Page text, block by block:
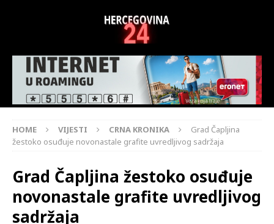
HOME VIJESTI CRNA KRONIKA
Grad Čapljina
žestoko osuđuje novonastale grafite uvredljivog sadržaja
Grad Čapljina žestoko osuđuje
novonastale grafite uvredljivog
sadržaja